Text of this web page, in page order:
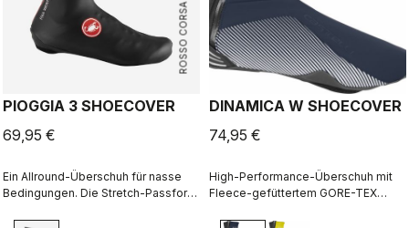
ROSSO CORSA
PIOGGIA 3 SHOECOVER
69,95 €
Ein Allround-Überschuh für nasse
Bedingungen. Die Stretch-Passform
DINAMICA W SHOECOVER
74,95 €
High-Performance-Überschuh mit
Fleece-gefüttertem GORE-TEX